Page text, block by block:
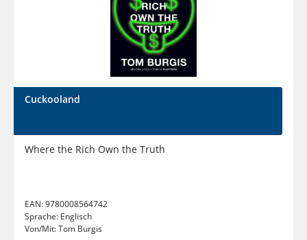
Cuckooland
Where the Rich Own the Truth
EAN:9780008564742
Sprache: Englisch
Von/Mit:Tom Burgis